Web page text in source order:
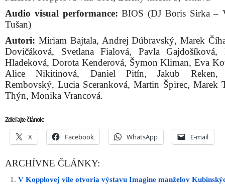
Audio visual performance:BIOS (DJ Boris Sirka –
Tušan)
Autori: Miriam Bajtala, Andrej Dúbravský, Marek
Dovičáková, Svetlana Fialová, Pavla Gajdošíková,
Hladeková, Dorota Kenderová, Šymon Kliman, Eva
Alice Nikitinová, Daniel Pitín, Jakub Reken,
Rembovský, Lucia Sceranková, Martin Špirec, Marek
Thýn, Monika Vrancová.
Zdieľajte článok:
X Facebook WhatsApp E-mail
ARCHÍVNE ČLÁNKY:
V Kopplovej vile otvoria výstavu Imagine manželov